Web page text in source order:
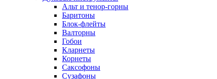
Альт и тенор-горны
Баритоны
Блок-флейты
Валторны
Гобои
Кларнеты
Корнеты
Саксофоны
Сузафоны